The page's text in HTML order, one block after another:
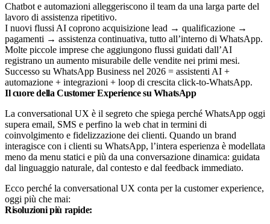
Chatbot e automazioni alleggeriscono il team da una larga parte del
lavoro di assistenza ripetitivo.
I nuovi flussi AI coprono acquisizione lead → qualificazione →
pagamenti → assistenza continuativa, tutto all’interno di WhatsApp.
Molte piccole imprese che aggiungono flussi guidati dall’AI
registrano un aumento misurabile delle vendite nei primi mesi.
Successo su WhatsApp Business nel 2026 = assistenti AI +
automazione + integrazioni + loop di crescita click-to-WhatsApp.
Il cuore della Customer Experience su WhatsApp
La conversational UX è il segreto che spiega perché WhatsApp oggi
supera email, SMS e perfino la web chat in termini di
coinvolgimento e fidelizzazione dei clienti. Quando un brand
interagisce con i clienti su WhatsApp, l’intera esperienza è modellata
meno da menu statici e più da una conversazione dinamica: guidata
dal linguaggio naturale, dal contesto e dal feedback immediato.
Ecco perché la conversational UX conta per la customer experience,
oggi più che mai:
Risoluzioni più rapide: